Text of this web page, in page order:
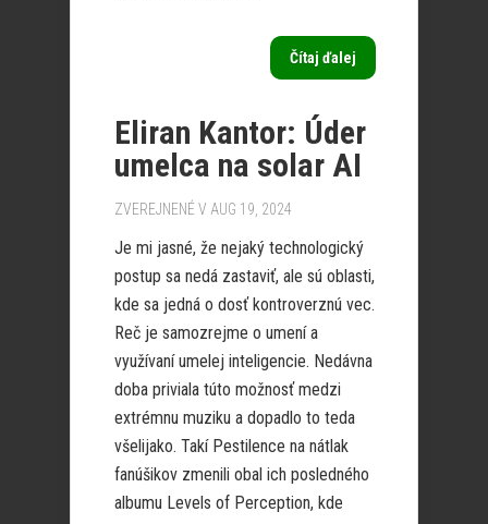
Čítaj ďalej
Eliran Kantor: Úder
umelca na solar AI
ZVEREJNENÉ V AUG 19, 2024
Je mi jasné, že nejaký technologický
postup sa nedá zastaviť, ale sú oblasti,
kde sa jedná o dosť kontroverznú vec.
Reč je samozrejme o umení a
využívaní umelej inteligencie. Nedávna
doba priviala túto možnosť medzi
extrémnu muziku a dopadlo to teda
všelijako. Takí Pestilence na nátlak
fanúšikov zmenili obal ich posledného
albumu Levels of Perception, kde